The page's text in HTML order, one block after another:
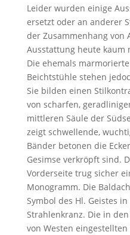
Leider wurden einige
ersetzt oder an anderer
der Zusammenhang von
Ausstattung heute kaum
Die ehemals
Beichtstühle stehen
Sie bilden einen
von scharfen,
mittleren Säule der
zeigt schwellende,
Bänder betonen die
Gesimse verkröpft sind.
Vorderseite trug sicher
Monogramm. Die
Symbol des Hl. Geistes
Strahlenkranz. Die in
von Westen